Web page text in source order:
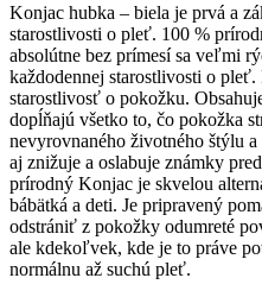
Konjac hubka – biela je prvá a
starostlivosti o pleť. 100 %
absolútne bez prímesí sa veľmi
každodennej starostlivosti o
starostlivosť o pokožku.
dopĺňajú všetko to, čo pokožka
nevyrovnaného životného štýlu
aj znižuje a oslabuje známky
prírodný Konjac je skvelou
bábätká a deti. Je pripravený
odstrániť z pokožky odumreté
ale kdekoľvek, kde je to práve
normálnu až suchú pleť.